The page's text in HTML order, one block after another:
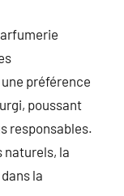
préférence
poussant
responsables.
naturels, la
la